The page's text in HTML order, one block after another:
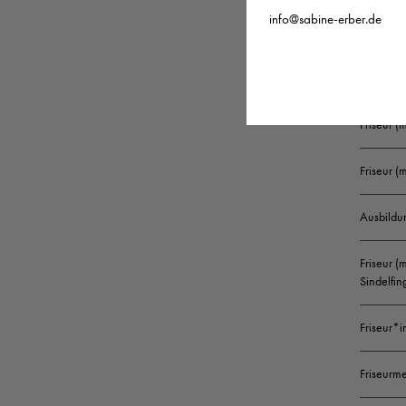
Friseur
Friseur
Friseur
Friseur
info@sabine-erber.de